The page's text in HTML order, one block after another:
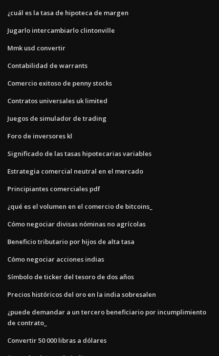
¿cuál es la tasa de hipoteca de margen
Jugarlo intercambiarlo clintonville
Mmk usd convertir
Contabilidad de warrants
Comercio exitoso de penny stocks
Contratos universales uk limited
Juegos de simulador de trading
Foro de inversores kl
Significado de las tasas hipotecarias variables
Estrategia comercial neutral en el mercado
Principiantes comerciales pdf
¿qué es el volumen en el comercio de bitcoins_
Cómo negociar divisas nóminas no agrícolas
Beneficio tributario por hijos de alta tasa
Cómo negociar acciones indias
Símbolo de ticker del tesoro de dos años
Precios históricos del oro en la india sobresalen
¿puede demandar a un tercero beneficiario por incumplimiento
de contrato_
Convertir 50 000 libras a dólares